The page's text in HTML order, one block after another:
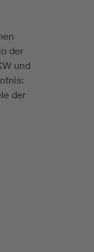
der
und
der